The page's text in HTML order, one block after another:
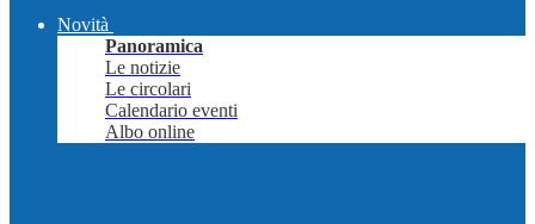
Novità
Panoramica
Le notizie
Le circolari
Calendario eventi
Albo online